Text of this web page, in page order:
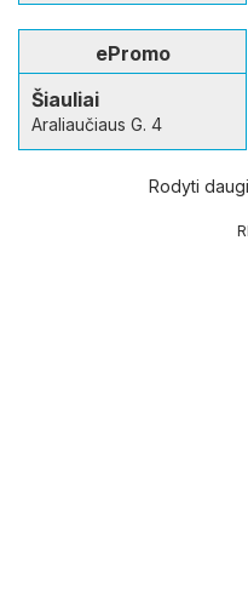
ePromo
Šiauliai
Araliaučiaus G. 4
Rodyti